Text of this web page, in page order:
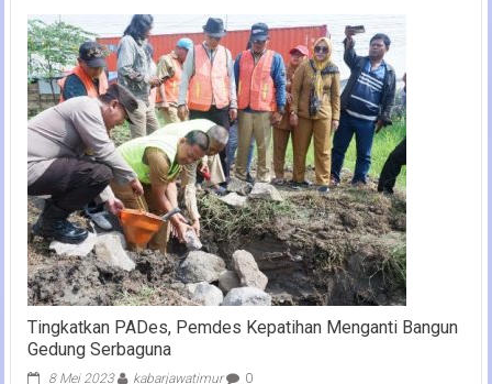
Tingkatkan PADes, Pemdes Kepatihan Menganti Bangun
Gedung Serbaguna
8 Mei 2023 kabarjawatimur 0